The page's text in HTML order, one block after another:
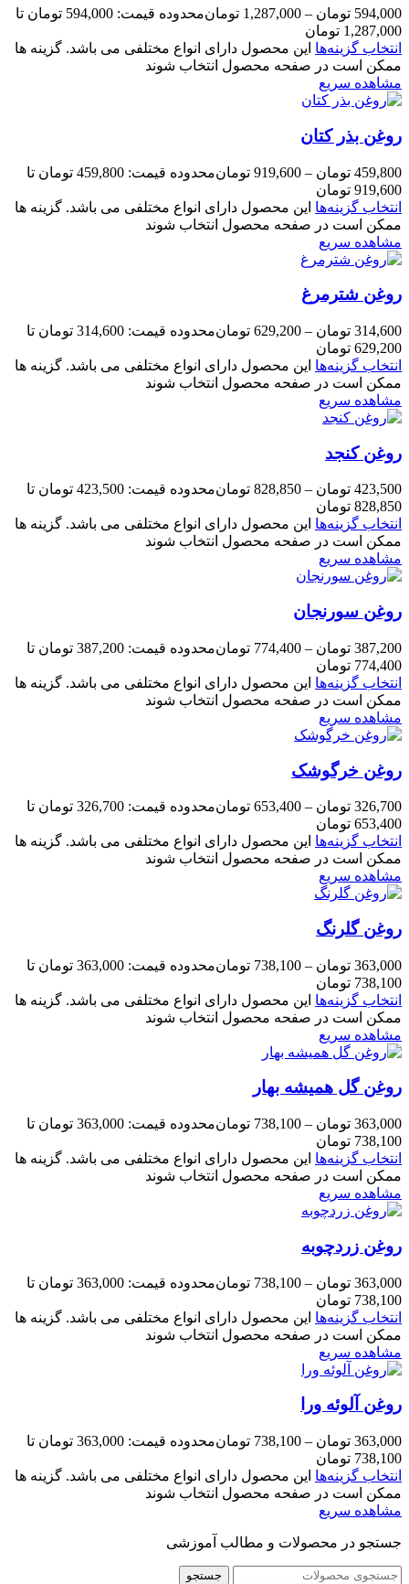
594,000 تومان –
1,287,000 تومان
محدوده قیمت: 594,000 تومان تا
1,287,000 تومان
انتخاب گزینه‌ها این محصول دارای انواع مختلفی می باشد. گزینه ها
ممکن است در صفحه محصول انتخاب شوند
مشاهده سریع
روغن بذر کتان
459,800 تومان –
919,600 تومان
محدوده قیمت: 459,800 تومان تا
919,600 تومان
انتخاب گزینه‌ها این محصول دارای انواع مختلفی می باشد. گزینه ها
ممکن است در صفحه محصول انتخاب شوند
مشاهده سریع
روغن شترمرغ
314,600 تومان –
629,200 تومان
محدوده قیمت: 314,600 تومان تا
629,200 تومان
انتخاب گزینه‌ها این محصول دارای انواع مختلفی می باشد. گزینه ها
ممکن است در صفحه محصول انتخاب شوند
مشاهده سریع
روغن کنجد
423,500 تومان –
828,850 تومان
محدوده قیمت: 423,500 تومان تا
828,850 تومان
انتخاب گزینه‌ها این محصول دارای انواع مختلفی می باشد. گزینه ها
ممکن است در صفحه محصول انتخاب شوند
مشاهده سریع
روغن سورنجان
387,200 تومان –
774,400 تومان
محدوده قیمت: 387,200 تومان تا
774,400 تومان
انتخاب گزینه‌ها این محصول دارای انواع مختلفی می باشد. گزینه ها
ممکن است در صفحه محصول انتخاب شوند
مشاهده سریع
روغن خرگوشک
326,700 تومان –
653,400 تومان
محدوده قیمت: 326,700 تومان تا
653,400 تومان
انتخاب گزینه‌ها این محصول دارای انواع مختلفی می باشد. گزینه ها
ممکن است در صفحه محصول انتخاب شوند
مشاهده سریع
روغن گلرنگ
363,000 تومان –
738,100 تومان
محدوده قیمت: 363,000 تومان تا
738,100 تومان
انتخاب گزینه‌ها این محصول دارای انواع مختلفی می باشد. گزینه ها
ممکن است در صفحه محصول انتخاب شوند
مشاهده سریع
روغن گل همیشه بهار
363,000 تومان –
738,100 تومان
محدوده قیمت: 363,000 تومان تا
738,100 تومان
انتخاب گزینه‌ها این محصول دارای انواع مختلفی می باشد. گزینه ها
ممکن است در صفحه محصول انتخاب شوند
مشاهده سریع
روغن زردچوبه
363,000 تومان –
738,100 تومان
محدوده قیمت: 363,000 تومان تا
738,100 تومان
انتخاب گزینه‌ها این محصول دارای انواع مختلفی می باشد. گزینه ها
ممکن است در صفحه محصول انتخاب شوند
مشاهده سریع
روغن آلوئه ورا
363,000 تومان –
738,100 تومان
محدوده قیمت: 363,000 تومان تا
738,100 تومان
انتخاب گزینه‌ها این محصول دارای انواع مختلفی می باشد. گزینه ها
ممکن است در صفحه محصول انتخاب شوند
مشاهده سریع
جستجو در محصولات و مطالب آموزشی
جستجو